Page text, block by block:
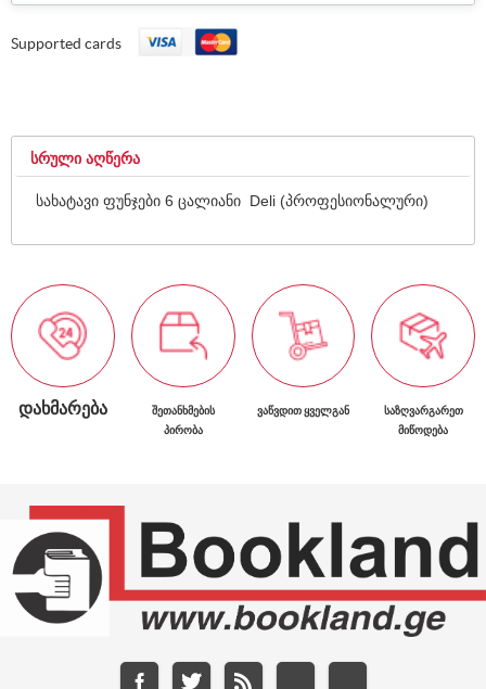
Supported cards
ᲡᲠᲣᲚᲘ ᲐᲦᲬᲔᲠᲐ
სახატავი ფუნჯები 6 ცალიანი Deli (პროფესიონალური)
ᲓᲐᲮᲛᲐᲠᲔᲑᲐ
ᲨᲔᲗᲐᲜᲮᲛᲔᲑᲘᲡ
ᲞᲘᲠᲝᲑᲐ
ᲕᲐᲬᲕᲓᲘᲗ ᲧᲕᲔᲚᲒᲐᲜ
ᲡᲐᲖᲦᲕᲐᲠᲒᲐᲠᲔᲗ
ᲛᲘᲬᲝᲓᲔᲑᲐ